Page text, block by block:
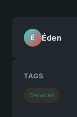
É Éden
TAGS
Services